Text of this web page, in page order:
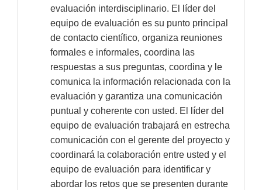
evaluación interdisciplinario. El líder del
equipo de evaluación es su punto principal
de contacto científico, organiza reuniones
formales e informales, coordina las
respuestas a sus preguntas, coordina y le
comunica la información relacionada con la
evaluación y garantiza una comunicación
puntual y coherente con usted. El líder del
equipo de evaluación trabajará en estrecha
comunicación con el gerente del proyecto y
coordinará la colaboración entre usted y el
equipo de evaluación para identificar y
abordar los retos que se presenten durante